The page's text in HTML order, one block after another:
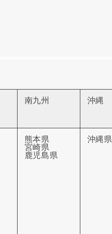
南九州 沖縄
熊本県
宮崎県
鹿児島県
沖縄県